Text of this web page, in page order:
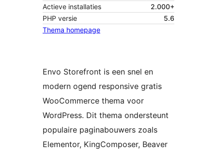
Actieve installaties
2.000+
PHP versie
5.6
Thema homepage
Envo Storefront is een snel en
modern ogend responsive gratis
WooCommerce thema voor
WordPress. Dit thema ondersteunt
populaire paginabouwers zoals
Elementor, KingComposer, Beaver